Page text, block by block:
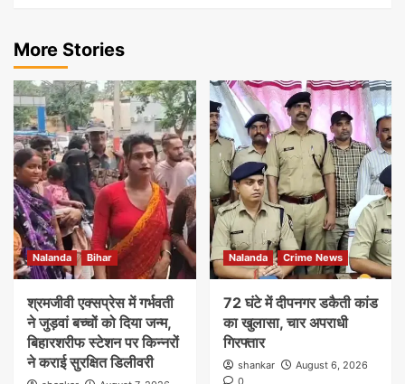
More Stories
Nalanda Bihar
श्रमजीवी एक्सप्रेस में गर्भवती
ने जुड़वां बच्चों को दिया जन्म,
बिहारशरीफ स्टेशन पर किन्नरों
ने कराई सुरक्षित डिलीवरी
Nalanda Crime News
72 घंटे में दीपनगर डकैती कांड
का खुलासा, चार अपराधी
गिरफ्तार
shankar
August 6, 2026
0